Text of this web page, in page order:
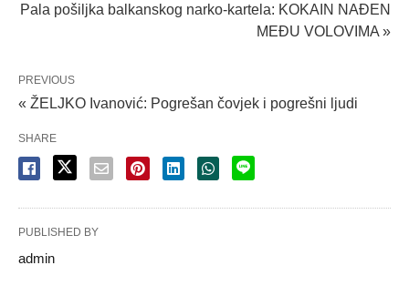
Pala pošiljka balkanskog narko-kartela: KOKAIN NAĐEN
MEĐU VOLOVIMA »
PREVIOUS
« ŽELJKO Ivanović: Pogrešan čovjek i pogrešni ljudi
SHARE
PUBLISHED BY
admin